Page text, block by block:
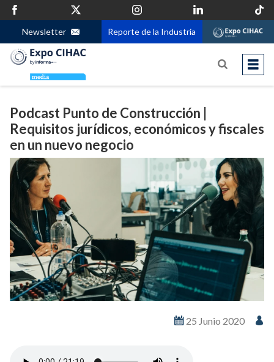
Newsletter Reporte de la Industria
Podcast Punto de Construcción |
Requisitos jurídicos, económicos y fiscales
en un nuevo negocio
25 Junio 2020